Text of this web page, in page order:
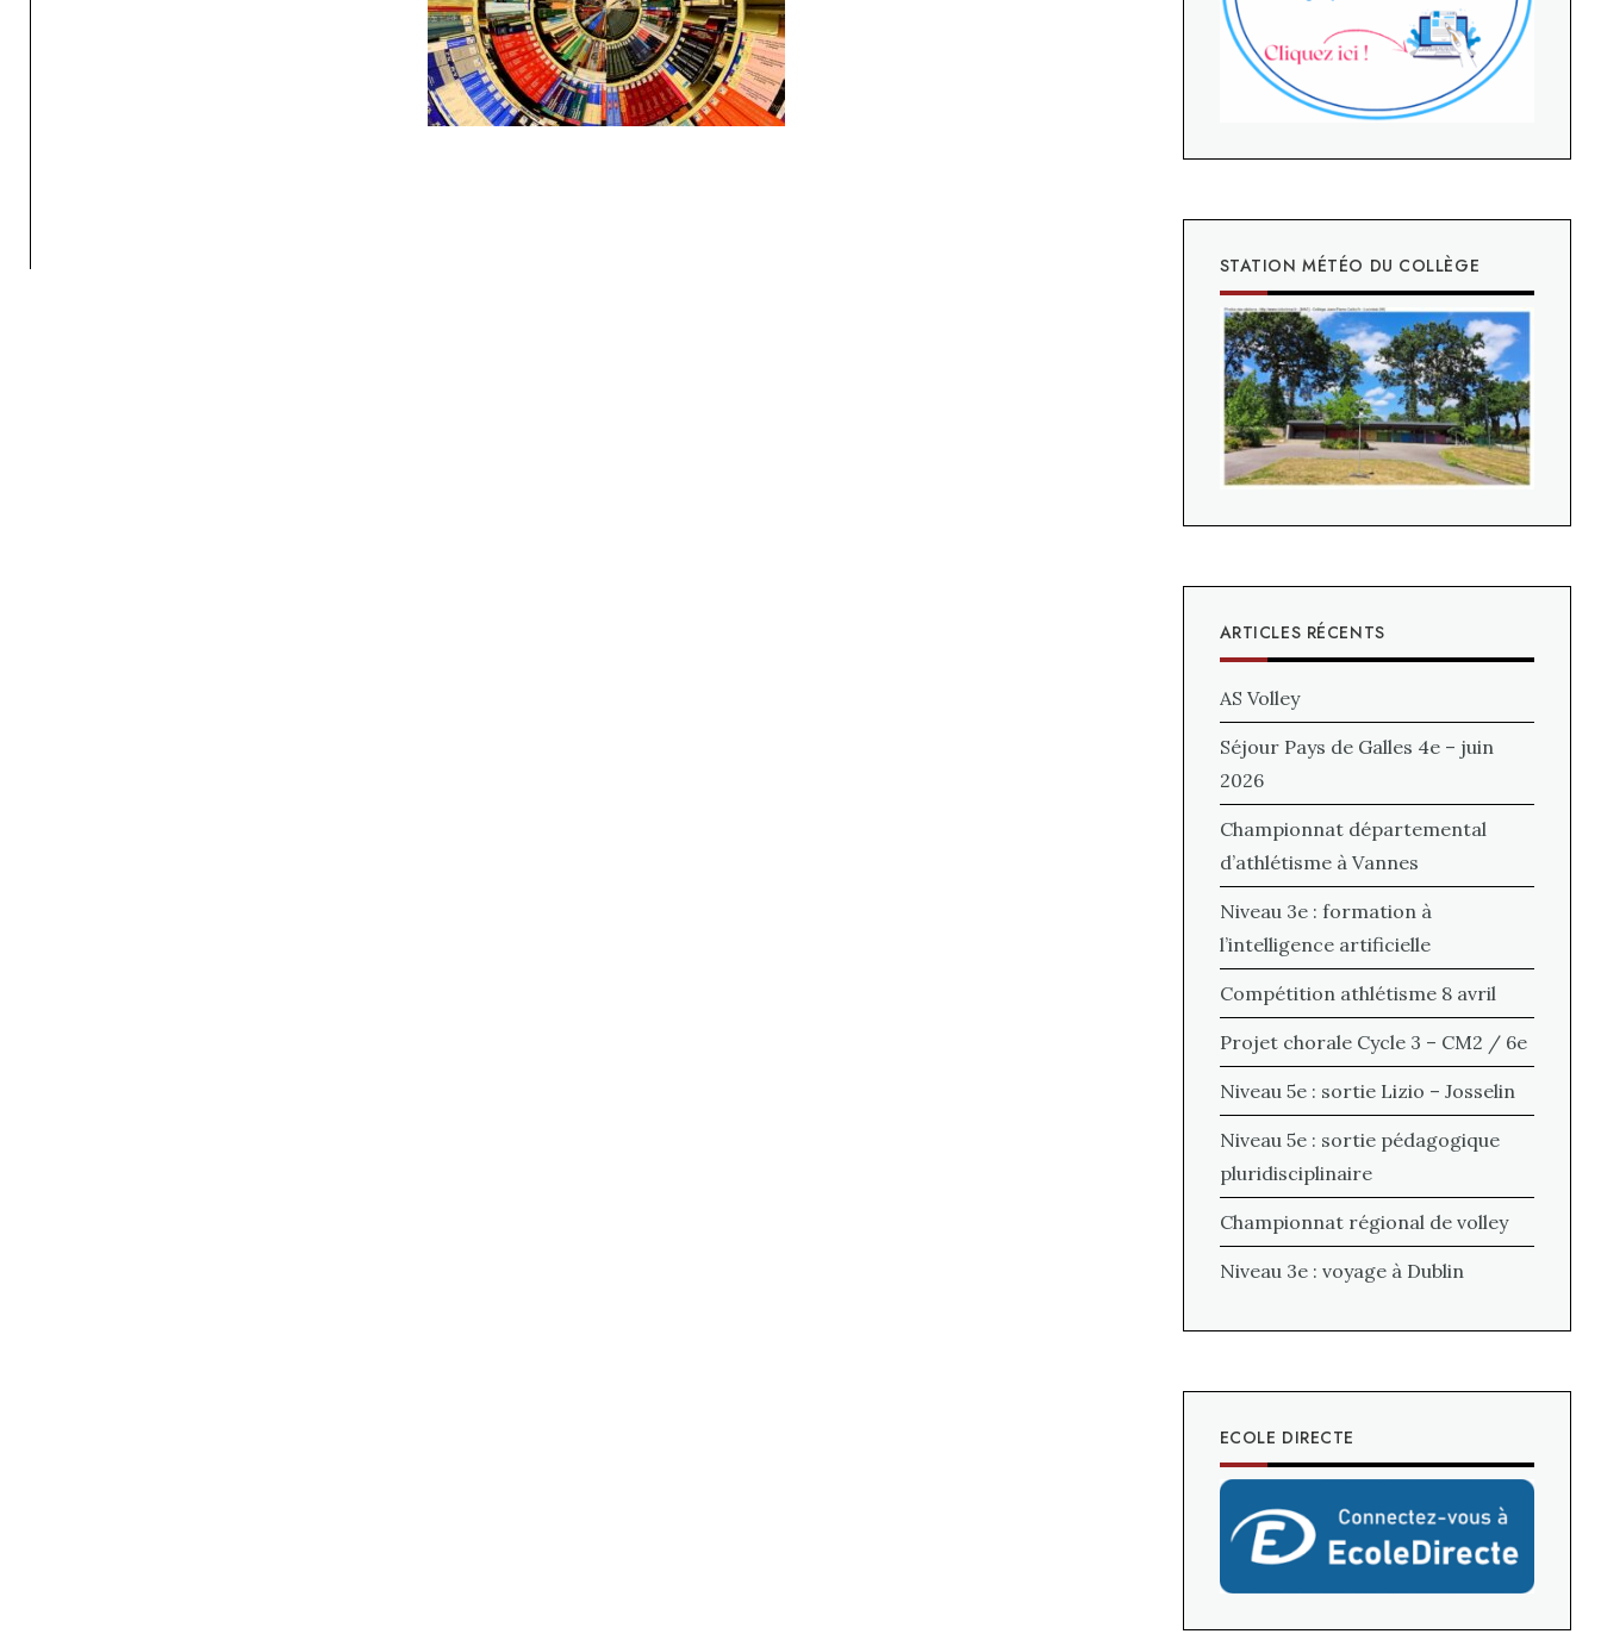
STATION MÉTÉO DU COLLÈGE
ARTICLES RÉCENTS
AS Volley
Séjour Pays de Galles 4e – juin
2026
Championnat départemental
d’athlétisme à Vannes
Niveau 3e : formation à
l’intelligence artificielle
Compétition athlétisme 8 avril
Projet chorale Cycle 3 – CM2 / 6e
Niveau 5e : sortie Lizio – Josselin
Niveau 5e : sortie pédagogique
pluridisciplinaire
Championnat régional de volley
Niveau 3e : voyage à Dublin
ECOLE DIRECTE